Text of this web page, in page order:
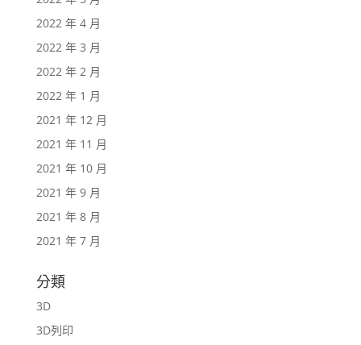
2022 年 4 月
2022 年 3 月
2022 年 2 月
2022 年 1 月
2021 年 12 月
2021 年 11 月
2021 年 10 月
2021 年 9 月
2021 年 8 月
2021 年 7 月
分類
3D
3D列印